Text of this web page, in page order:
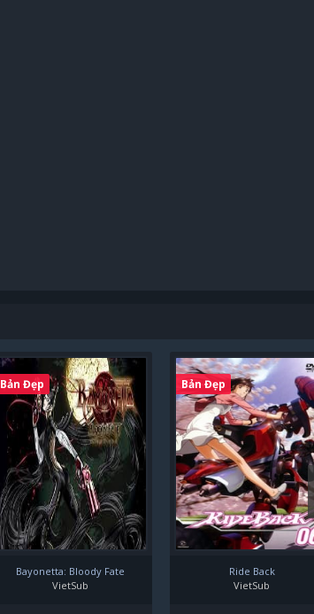
Bản Đẹp
Bayonetta: Bloody Fate
VietSub
Bản Đẹp
Ride Back
VietSub